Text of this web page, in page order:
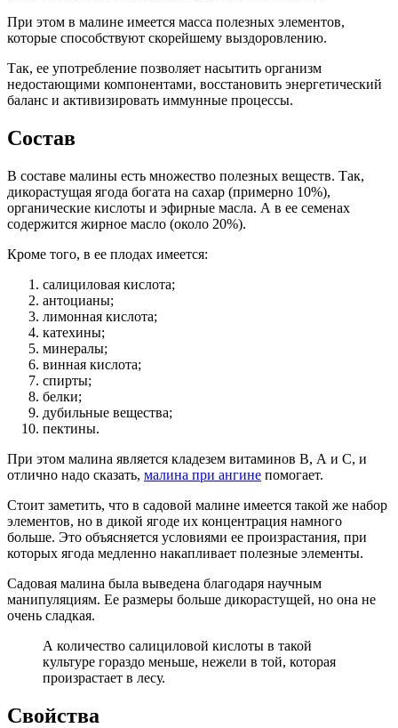
При этом в малине имеется масса полезных элементов,
которые способствуют скорейшему выздоровлению.
Так, ее употребление позволяет насытить организм
недостающими компонентами, восстановить энергетический
баланс и активизировать иммунные процессы.
Состав
В составе малины есть множество полезных веществ. Так,
дикорастущая ягода богата на сахар (примерно 10%),
органические кислоты и эфирные масла. А в ее семенах
содержится жирное масло (около 20%).
Кроме того, в ее плодах имеется:
салициловая кислота;
антоцианы;
лимонная кислота;
катехины;
минералы;
винная кислота;
спирты;
белки;
дубильные вещества;
пектины.
При этом малина является кладезем витаминов В, А и С, и
отлично надо сказать, малина при ангине помогает.
Стоит заметить, что в садовой малине имеется такой же набор
элементов, но в дикой ягоде их концентрация намного
больше. Это объясняется условиями ее произрастания, при
которых ягода медленно накапливает полезные элементы.
Садовая малина была выведена благодаря научным
манипуляциям. Ее размеры больше дикорастущей, но она не
очень сладкая.
А количество салициловой кислоты в такой
культуре гораздо меньше, нежели в той, которая
произрастает в лесу.
Свойства